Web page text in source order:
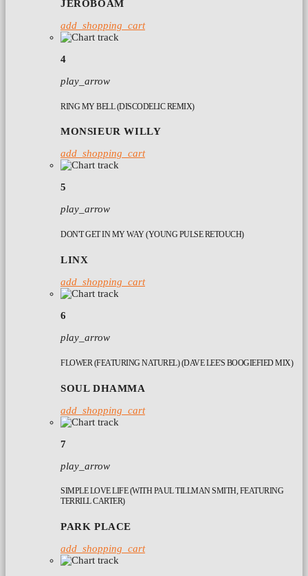
JEROBOAM
add_shopping_cart
4
play_arrow
RING MY BELL (DISCODELIC REMIX)
MONSIEUR WILLY
add_shopping_cart
5
play_arrow
DON'T GET IN MY WAY (YOUNG PULSE RETOUCH)
LINX
add_shopping_cart
6
play_arrow
FLOWER (FEATURING NATUREL) (DAVE LEE'S BOOGIEFIED MIX)
SOUL DHAMMA
add_shopping_cart
7
play_arrow
SIMPLE LOVE LIFE (WITH PAUL TILLMAN SMITH, FEATURING
TERRILL CARTER)
PARK PLACE
add_shopping_cart